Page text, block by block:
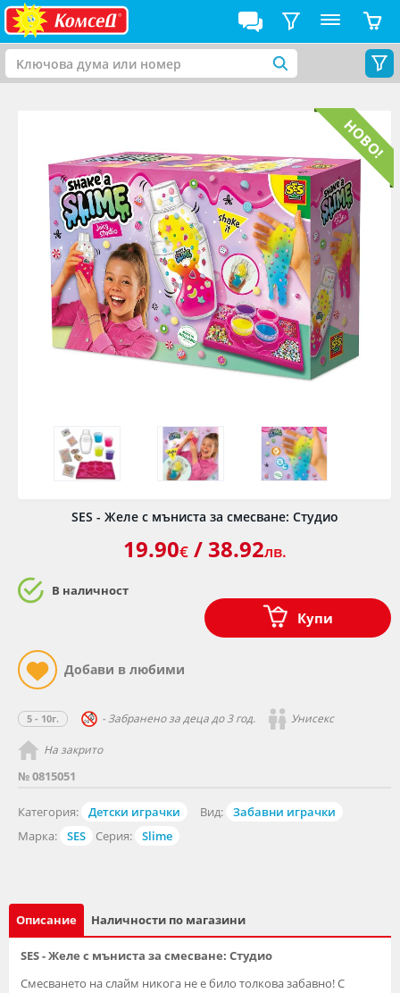
SES - Желе с мъниста за смесване: Студио
№ 0815051
Категория: Детски играчки Вид:
Забавни играчки
Марка:
SES Серия: Slime
5 - 10г. - Забранено за деца до 3 год. Унисекс
На закрито
19.90€/ 38.92лв.
В наличност
Купи
Описание Наличности по магазини
SES - Желе с мъниста за смесване: Студио
Смесването на слайм никога не е било толкова забавно! С